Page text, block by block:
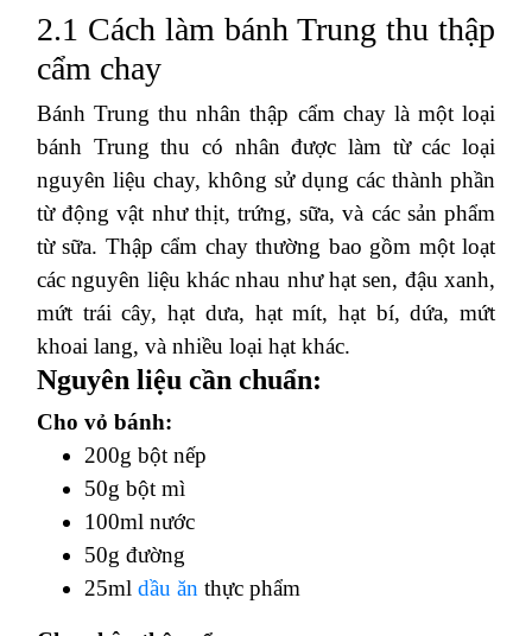
2.1 Cách làm bánh Trung thu thập
cẩm chay
Bánh Trung thu nhân thập cẩm chay là một loại
bánh Trung thu có nhân được làm từ các loại
nguyên liệu chay, không sử dụng các thành phần
từ động vật như thịt, trứng, sữa, và các sản phẩm
từ sữa. Thập cẩm chay thường bao gồm một loạt
các nguyên liệu khác nhau như hạt sen, đậu xanh,
mứt trái cây, hạt dưa, hạt mít, hạt bí, dứa, mứt
khoai lang, và nhiều loại hạt khác.
Nguyên liệu cần chuẩn:
Cho vỏ bánh:
200g bột nếp
50g bột mì
100ml nước
50g đường
25ml dầu ăn thực phẩm